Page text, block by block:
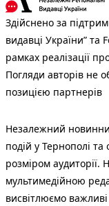
Здійснено за
видавці України”
рамках реалізації
Погляди авторів не
позицією партнерів
Незалежний
подій у Тернополі
розміром
мультимедійною
висвітлюємо